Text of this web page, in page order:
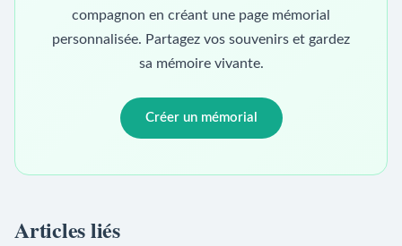
compagnon en créant une page mémorial
personnalisée. Partagez vos souvenirs et gardez
sa mémoire vivante.
Créer un mémorial
Articles liés